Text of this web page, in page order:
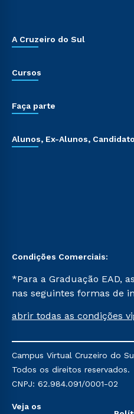
A Cruzeiro do Sul
Cursos
Faça parte
Alunos, Ex-Alunos,
Condições Comerciais:
*Para a Graduação EAD,
nas seguintes formas de
Já para as demais, a taxa
mencionadas são
Religioso, Geografia para
do Ensino de História:
abrir todas as condições
Campus Virtual Cruzeiro do
Todos os direitos reservados.
CNPJ: 62.984.091/0001-02
Veja os